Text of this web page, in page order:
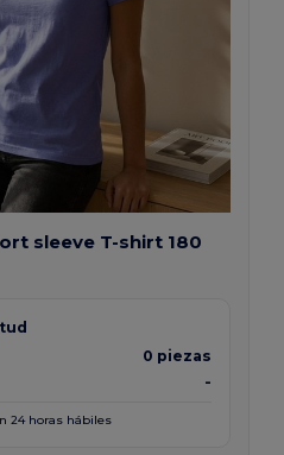
sleeve T-shirt 180
0 piezas
-
24 horas hábiles